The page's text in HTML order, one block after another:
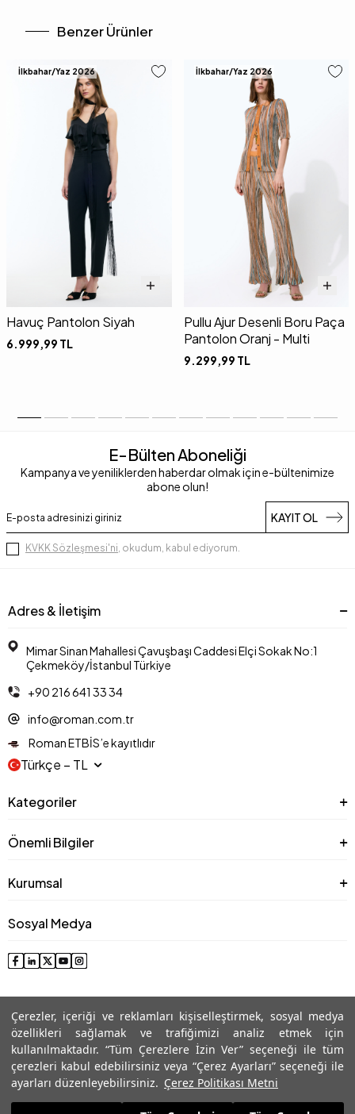
Çerezler, içeriği ve reklamları kişiselleştirmek, sosyal medya
özellikleri sağlamak ve trafiğimizi analiz etmek için
kullanılmaktadır. “Tüm Çerezlere İzin Ver” seçeneği ile tüm
çerezleri kabul edebilirsiniz veya “Çerez Ayarları” seçeneği ile
ayarları düzenleyebilirsiniz. Çerez Politikası Metni
Benzer Ürünler
İlkbahar/Yaz 2026
Havuç Pantolon Siyah
6.999,99 TL
İlkbahar/Yaz 2026
Pullu Ajur Desenli Boru Paça
Pantolon Oranj - Multi
9.299,99 TL
E-Bülten Aboneliği
Kampanya ve yeniliklerden haberdar olmak için e-bültenimize
abone olun!
KAYIT OL
KVKK Sözleşmesi'ni, okudum, kabul ediyorum.
Adres & İletişim
Mimar Sinan Mahallesi Çavuşbaşı Caddesi Elçi Sokak No:1
Çekmeköy/İstanbul Türkiye
+90 216 641 33 34
info@roman.com.tr
Roman ETBİS’e kayıtlıdır
Türkçe − TL
Kategoriler
Önemli Bilgiler
Kurumsal
Sosyal Medya
© 2025 Roman® Tüm Hakları Saklıdır, İzinsiz kullanılamaz